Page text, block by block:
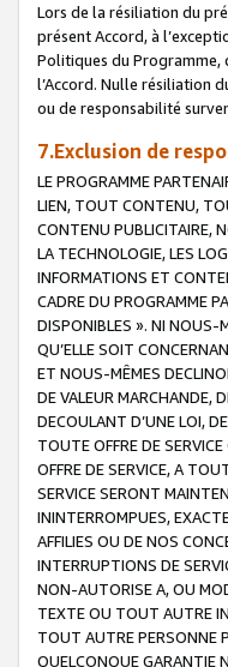
Lors de la résiliation du
présent Accord, à
Politiques du Programme,
l’Accord. Nulle résiliation
ou de responsabilité
7.Exclusion de
LE PROGRAMME
LIEN, TOUT CONTENU,
CONTENU PUBLICITAIRE,
LA TECHNOLOGIE, LES
INFORMATIONS ET
CADRE DU PROGRAMME
DISPONIBLES ». NI NOUS-
QU’ELLE SOIT
ET NOUS-MÊMES
DE VALEUR MARCHANDE,
DECOULANT D’UNE LOI,
TOUTE OFFRE DE
OFFRE DE SERVICE, A
SERVICE SERONT
ININTERROMPUES,
AFFILIES OU DE NOS
INTERRUPTIONS DE
NON-AUTORISE A, OU
TEXTE OU TOUT AUTRE
TOUT AUTRE PERSONNE
QUELCONQUE GARANTIE